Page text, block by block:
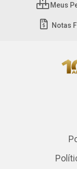
Meus
Notas